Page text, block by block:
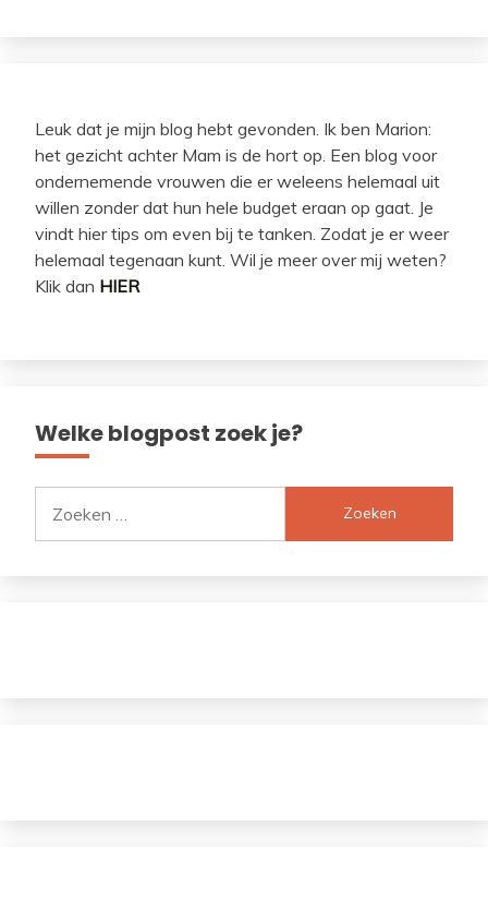
Leuk dat je mijn blog hebt gevonden. Ik ben Marion:
het gezicht achter Mam is de hort op. Een blog voor
ondernemende vrouwen die er weleens helemaal uit
willen zonder dat hun hele budget eraan op gaat. Je
vindt hier tips om even bij te tanken. Zodat je er weer
helemaal tegenaan kunt. Wil je meer over mij weten?
Klik dan HIER
Welke blogpost zoek je?
naar: